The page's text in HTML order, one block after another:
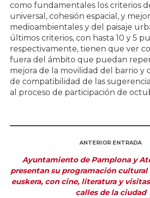
como fundamentales los criterios
universal, cohesión espacial, y
medioambientales y del paisaje
últimos criterios, con hasta 10 y 5
respectivamente, tienen que ver
fuera del ámbito que puedan
mejora de la movilidad del barrio y
de compatibilidad de las
al proceso de participación de
ANTERIOR ENTRADA
Ayuntamiento de Pamplona y
presentan su programación cultural
euskera, con cine, literatura y
calles de la ciudad